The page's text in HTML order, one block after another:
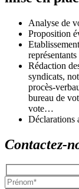
Analyse de
Proposition
Rédaction
syndicats,
procès-
bureau de
vote…
Déclarations
Contactez-